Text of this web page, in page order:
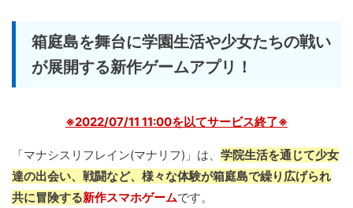
箱庭島を舞台に学園生活や少女たちの戦い
が展開する新作ゲームアプリ！
※2022/07/11 11:00を以てサービス終了※
「マナシスリフレイン(マナリフ)」は、 学院生活を通じて少女
達の出会い、戦闘など、様々な体験が箱庭島で繰り広げられ
共に冒険する新作スマホゲームです。